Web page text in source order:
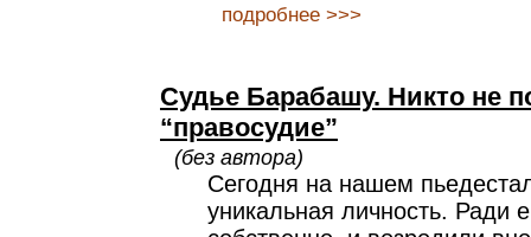
подробнее >>>
Судье Барабашу. Никто не
“правосудие”
(без автора)
Сегодня на нашем
уникальная личность. Ради